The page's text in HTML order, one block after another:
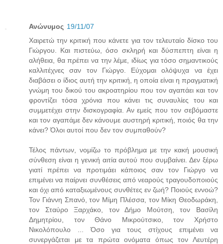
Ανώνυμος 19/11/07
Χαιρετώ την κριτική που κάνετε για τον τελευταίο δίσκο του
Γιώργου. Και πιστεύω, όσο σκληρή και δύσπεπτη είναι η
αλήθεια, θα πρέπει να την λέμε, ιδίως για τόσο σημαντικούς
καλλιτέχνες σαν τον Γιώργο. Εύχομαι ολόψυχα να έχει
διαβάσει ο ίδιος αυτή την κριτική, η οποία είναι η πραγματική
γνώμη του δικού του ακροατηρίου που τον αγαπάει και τον
φροντίζει τόσα χρόνια που κάνει τις συναυλίες του και
συμμετέχει στην δισκογραφία. Αν εμείς που τον σεβόμαστε
και τον αγαπάμε δεν κάνουμε αυστηρή κριτική, ποιός θα την
κάνει? Όλοι αυτοί που δεν τον συμπαθούν?
Τέλος πάντων, νομίζω το πρόβλημα με την κακή μουσική
σύνθεση είναι η γενική αιτία αυτού που συμβαίνει. Δεν ξέρω
γιατί πρέπει να προτιμάει κάποιος σαν τον Γιώργο να
επιμένει να παίρνει συνθέσεις από νεαρούς τραγουδοποιούς
και όχι από καταξιωμένους συνθέτες εν ζωή? Ποιούς εννοώ?
Τον Γιάννη Σπανό, τον Μίμη Πλέσσα, τον Μίκη Θεοδωράκη,
τον Σταύρο Ξαρχάκο, τον Δήμο Μούτση, τον Βασίλη
Δημητρίου, τον Θάνο Μικρούτσικο, τον Χρήστο
Νικολόπουλο ... Όσο για τους στίχους επιμένει να
συνεργάζεται με τα πρώτα ονόματα όπως τον Λευτέρη